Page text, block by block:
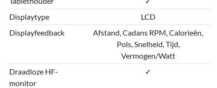
Displaytype
LCD
Displayfeedback
Afstand, Cadans RPM, Calorieën,
Pols, Snelheid, Tijd,
Vermogen/Watt
Draadloze HF-
monitor
✓